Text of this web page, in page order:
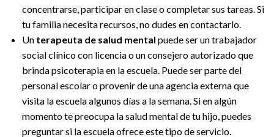
concentrarse, participar en clase o completar sus tareas. Si
tu familia necesita recursos, no dudes en contactarlo.
Un terapeuta de salud mental puede ser un trabajador
social clínico con licencia o un consejero autorizado que
brinda psicoterapia en la escuela. Puede ser parte del
personal escolar o provenir de una agencia externa que
visita la escuela algunos días a la semana. Si en algún
momento te preocupa la salud mental de tu hijo, puedes
preguntar si la escuela ofrece este tipo de servicio.